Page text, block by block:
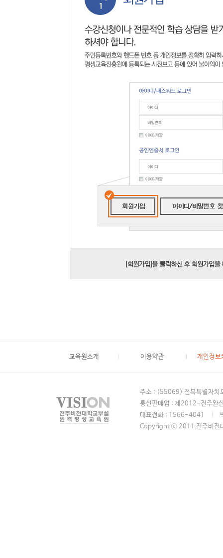
교육원소개 이용약관 개인정보
주소 : (55069) 전북특별자치
통신판매업 : 제2012-전주완
대표전화 : 1566-4041
Copyright ⓒ 2011 전주비전